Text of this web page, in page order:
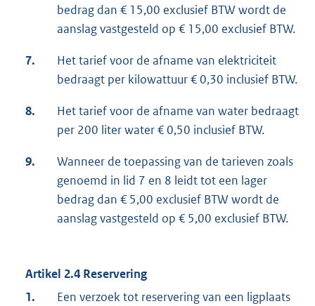
bedrag dan € 15,00 exclusief BTW wordt de
aanslag vastgesteld op € 15,00 exclusief BTW.
7.
Het tarief voor de afname van elektriciteit
bedraagt per kilowattuur € 0,30 inclusief BTW.
8.
Het tarief voor de afname van water bedraagt
per 200 liter water € 0,50 inclusief BTW.
9.
Wanneer de toepassing van de tarieven zoals
genoemd in lid 7 en 8 leidt tot een lager
bedrag dan € 5,00 exclusief BTW wordt de
aanslag vastgesteld op € 5,00 exclusief BTW.
Artikel 2.4 Reservering
1.
Een verzoek tot reservering van een ligplaats